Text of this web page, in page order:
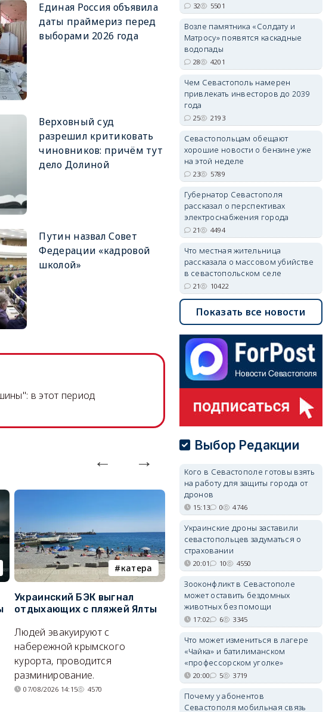
Единая Россия объявила
даты праймериз перед
выборами 2026 года
Верховный суд
разрешил критиковать
чиновников: причём тут
дело Долиной
Путин назвал Совет
Федерации «кадровой
школой»
в этот период
катера
Украинский БЭК выгнал
отдыхающих с пляжей Ялты
Людей эвакуируют с
набережной крымского
курорта, проводится
разминирование.
07/08/2026 14:15 4570
электроснабжение
Губернатор Севастополя
рассказал о перспективах
электроснабжения города
Энергетики, подчеркнул он,
делают практически
невозможное.
32 5501
Возле памятника «Солдату и
Матросу» появятся каскадные
водопады
28 4201
Чем Севастополь намерен
привлекать инвесторов до 2039
года
25 2193
Севастопольцам обещают
хорошие новости о бензине уже
на этой неделе
23 5789
Губернатор Севастополя
рассказал о перспективах
электроснабжения города
21 4494
Что местная жительница
рассказала о массовом убийстве
в севастопольском селе
21 10422
Показать все новости
Выбор Редакции
Кого в Севастополе готовы взять
на работу для защиты города от
дронов
15:13 0 4746
Украинские дроны заставили
севастопольцев задуматься о
страховании
20:01 10 4550
Зооконфликт в Севастополе
может оставить бездомных
животных без помощи
17:02 6 3345
Что может измениться в лагере
«Чайка» и батилиманском
«профессорском уголке»
20:00 5 3719
Почему у абонентов
Севастополя мобильная связь